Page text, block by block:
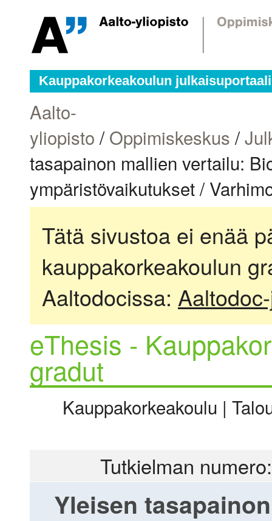
Kauppakorkeakoulun julkaisuportaali
Aalto-
yliopisto /Oppimiskeskus /
tasapainon mallien vertailu:
ympäristövaikutukset /
Tätä sivustoa ei enää
kauppakorkeakoulun
Aaltodocissa:
eThesis -
gradut
Kauppakorkeakoulu |
Tutkielman
Yleisen